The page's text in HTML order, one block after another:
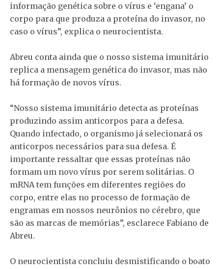
informação genética sobre o vírus e ‘engana’ o
corpo para que produza a proteína do invasor, no
caso o vírus”, explica o neurocientista.
Abreu conta ainda que o nosso sistema imunitário
replica a mensagem genética do invasor, mas não
há formação de novos vírus.
“Nosso sistema imunitário detecta as proteínas
produzindo assim anticorpos para a defesa.
Quando infectado, o organismo já selecionará os
anticorpos necessários para sua defesa. É
importante ressaltar que essas proteínas não
formam um novo vírus por serem solitárias. O
mRNA tem funções em diferentes regiões do
corpo, entre elas no processo de formação de
engramas em nossos neurônios no cérebro, que
são as marcas de memórias”, esclarece Fabiano de
Abreu.
O neurocientista concluiu desmistificando o boato